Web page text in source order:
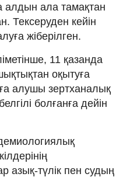
алдын ала тамақтан
Тексеруден кейін
жіберілген.
11 қазанда
оқытуға
алушы зертханалық
болғанға дейін
азық-түлік пен судың